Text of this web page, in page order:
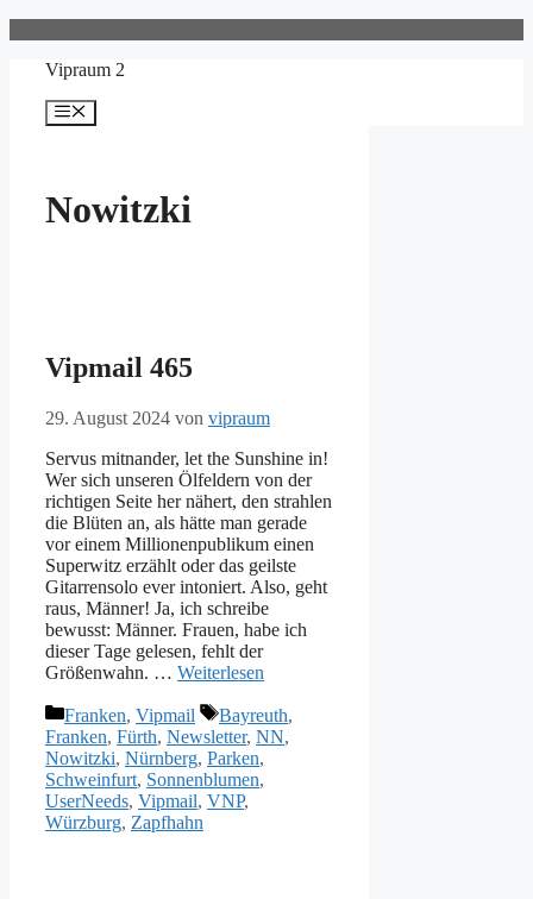
springenVipraum 2
Menü
Nowitzki
Vipmail 465
29. August 2024 von vipraum
Servus mitnander, let the Sunshine in!
Wer sich unseren Ölfeldern von der
richtigen Seite her nähert, den strahlen
die Blüten an, als hätte man gerade
vor einem Millionenpublikum einen
Superwitz erzählt oder das geilste
Gitarrensolo ever intoniert. Also, geht
raus, Männer! Ja, ich schreibe
bewusst: Männer. Frauen, habe ich
dieser Tage gelesen, fehlt der
Größenwahn. … Weiterlesen
Kategorien
Franken, Vipmail Schlagwörter
Bayreuth,
Franken, Fürth, Newsletter, NN,
Nowitzki, Nürnberg, Parken,
Schweinfurt, Sonnenblumen,
UserNeeds, Vipmail, VNP,
Würzburg, Zapfhahn